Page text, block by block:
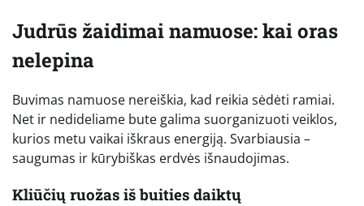
Judrūs žaidimai namuose: kai oras
nelepina
Buvimas namuose nereiškia, kad reikia sėdėti ramiai.
Net ir nedideliame bute galima suorganizuoti veiklos,
kurios metu vaikai iškraus energiją. Svarbiausia –
saugumas ir kūrybiškas erdvės išnaudojimas.
Kliūčių ruožas iš buities daiktų